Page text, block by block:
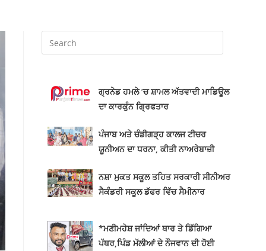
ਗ੍ਰਨੇਡ ਹਮਲੇ ’ਚ ਸ਼ਾਮਲ ਅੱਤਵਾਦੀ ਮਾਡਿਊਲ
ਦਾ ਕਾਰਕੁੰਨ ਗ੍ਰਿਫਤਾਰ
ਪੰਜਾਬ ਅਤੇ ਚੰਡੀਗੜ੍ਹ ਕਾਲਜ ਟੀਚਰ
ਯੂਨੀਅਨ ਦਾ ਧਰਨਾ, ਕੀਤੀ ਨਾਅਰੇਬਾਜ਼ੀ
ਨਸ਼ਾ ਮੁਕਤ ਸਕੂਲ ਤਹਿਤ ਸਰਕਾਰੀ ਸੀਨੀਅਰ
ਸੈਕੰਡਰੀ ਸਕੂਲ ਡੱਫਰ ਵਿੱਚ ਸੈਮੀਨਾਰ
*ਮਣੀਮਹੇਸ਼ ਜਾਂਦਿਆਂ ਥਾਰ ਤੇ ਡਿੱਗਿਆ
ਪੱਥਰ,ਪਿੰਡ ਮੱਲੀਆਂ ਦੇ ਨੌਜਵਾਨ ਦੀ ਹੋਈ